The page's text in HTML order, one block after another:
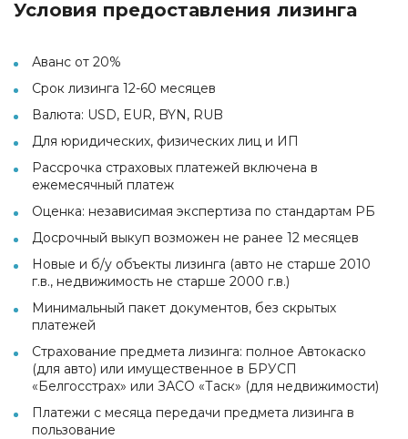
Условия предоставления лизинга
Аванс от 20%
Срок лизинга 12-60 месяцев
Валюта: USD, EUR, BYN, RUB
Для юридических, физических лиц и ИП
Рассрочка страховых платежей включена в
ежемесячный платеж
Оценка: независимая экспертиза по стандартам РБ
Досрочный выкуп возможен не ранее 12 месяцев
Новые и б/у объекты лизинга (авто не старше 2010
г.в., недвижимость не старше 2000 г.в.)
Минимальный пакет документов, без скрытых
платежей
Страхование предмета лизинга: полное Автокаско
(для авто) или имущественное в БРУСП
«Белгосстрах» или ЗАСО «Таск» (для недвижимости)
Платежи с месяца передачи предмета лизинга в
пользование